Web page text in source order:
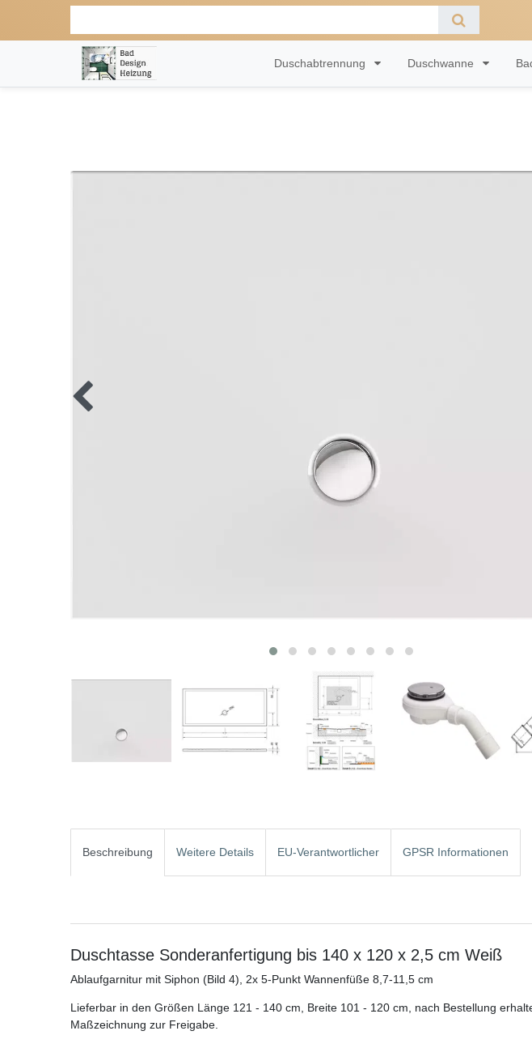
Duschabtrennung Duschwanne
Beschreibung Weitere Details EU-Verantwortlicher GPSR Informationen
Duschtasse Sonderanfertigung bis 140 x 120 x 2,5 cm Weiß
Ablaufgarnitur mit Siphon (Bild 4), 2x 5-Punkt Wannenfüße 8,7-11,5 cm
Lieferbar in den Größen Länge 121 - 140 cm, Breite 101 - 120 cm, nach Bestellung
Maßzeichnung zur Freigabe.